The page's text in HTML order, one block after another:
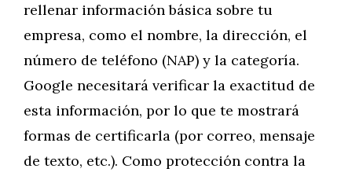
rellenar información básica sobre tu
empresa, como el nombre, la dirección, el
número de teléfono (NAP) y la categoría.
Google necesitará verificar la exactitud de
esta información, por lo que te mostrará
formas de certificarla (por correo, mensaje
de texto, etc.). Como protección contra la